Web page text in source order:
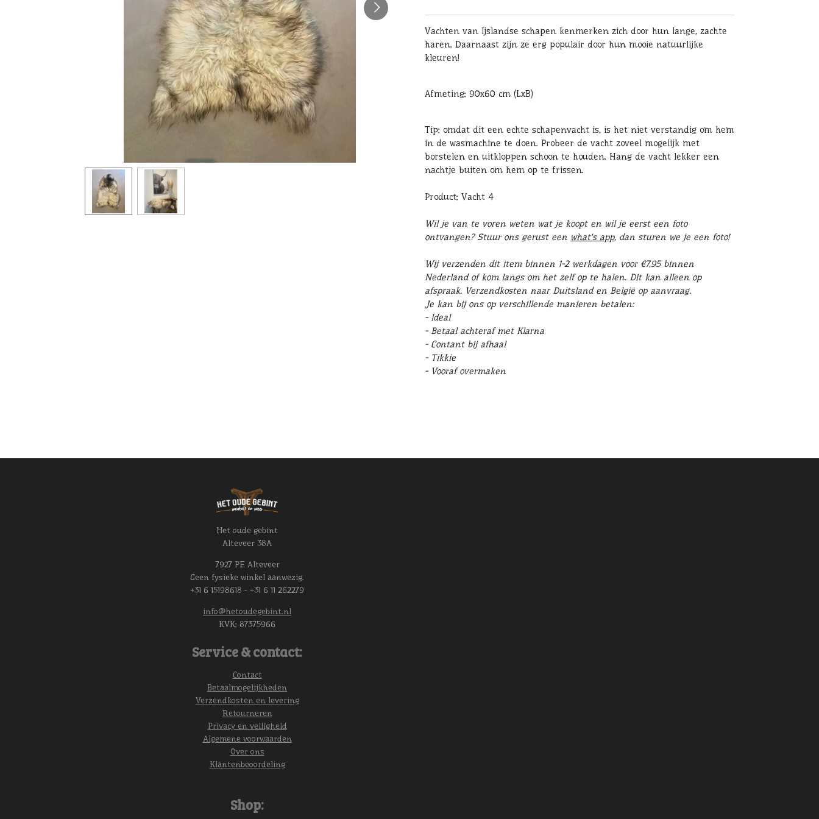
Vachten van Ijslandse schapen kenmerken zich door hun lange, zachte
haren. Daarnaast zijn ze erg populair door hun mooie natuurlijke
kleuren!
Afmeting: 90x60 cm (LxB)
Tip: omdat dit een echte schapenvacht is, is het niet verstandig om hem
in de wasmachine te doen. Probeer de vacht zoveel mogelijk met
borstelen en uitkloppen schoon te houden. Hang de vacht lekker een
nachtje buiten om hem op te frissen.
Product: Vacht 4
Wil je van te voren weten wat je koopt en wil je eerst een foto
ontvangen? Stuur ons gerust een what's app, dan sturen we je een foto!
Wij verzenden dit item binnen 1-2 werkdagen voor €7,95 binnen
Nederland of kom langs om het zelf op te halen. Dit kan alleen op
afspraak. Verzendkosten naar Duitsland en België op aanvraag.
Je kan bij ons op verschillende manieren betalen:
- Ideal
- Betaal achteraf met Klarna
- Contant bij afhaal
- Tikkie
- Vooraf overmaken
Het oude gebint
Alteveer 38A
7927 PE Alteveer
Geen fysieke winkel aanwezig.
+31 6 15198618 - +31 6 11 262279
info@hetoudegebint.nl
KVK: 87375966
Service & contact:
Contact
Betaalmogelijkheden
Verzendkosten en levering
Retourneren
Privacy en veiligheid
Algemene voorwaarden
Over ons
Klantenbeoordeling
Shop: